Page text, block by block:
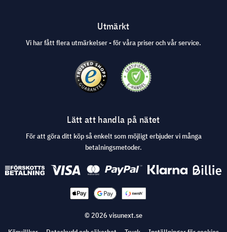
Utmärkt
Vi har fått flera utmärkelser - för våra priser och vår service.
Lätt att handla på nätet
För att göra ditt köp så enkelt som möjligt erbjuder vi många
betalningsmetoder.
© 2026 visunext.se